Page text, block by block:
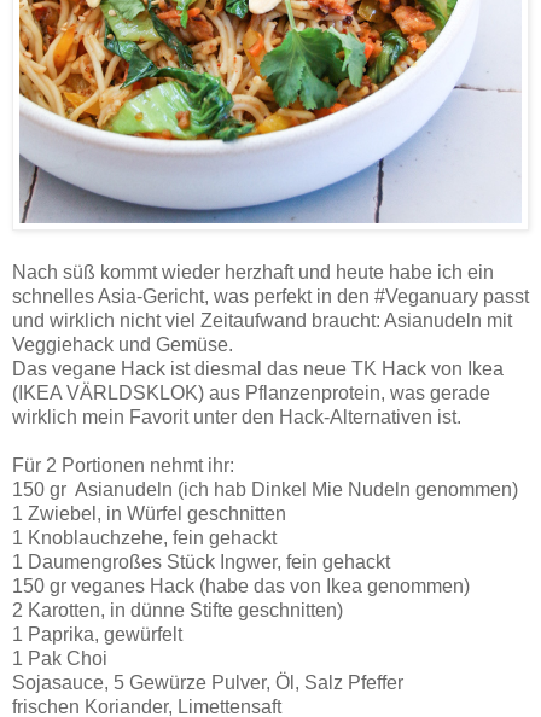
Nach süß kommt wieder herzhaft und heute habe ich ein
schnelles Asia-Gericht, was perfekt in den #Veganuary passt
und wirklich nicht viel Zeitaufwand braucht: Asianudeln mit
Veggiehack und Gemüse.
Das vegane Hack ist diesmal das neue TK Hack von Ikea
(IKEA VÄRLDSKLOK) aus Pflanzenprotein, was gerade
wirklich mein Favorit unter den Hack-Alternativen ist.
Für 2 Portionen nehmt ihr:
150 gr Asianudeln (ich hab Dinkel Mie Nudeln genommen)
1 Zwiebel, in Würfel geschnitten
1 Knoblauchzehe, fein gehackt
1 Daumengroßes Stück Ingwer, fein gehackt
150 gr veganes Hack (habe das von Ikea genommen)
2 Karotten, in dünne Stifte geschnitten)
1 Paprika, gewürfelt
1 Pak Choi
Sojasauce, 5 Gewürze Pulver, Öl, Salz Pfeffer
frischen Koriander, Limettensaft